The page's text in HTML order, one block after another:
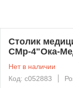
Столик
СМр-4"Ока-
Нет в наличии
Код: c052883